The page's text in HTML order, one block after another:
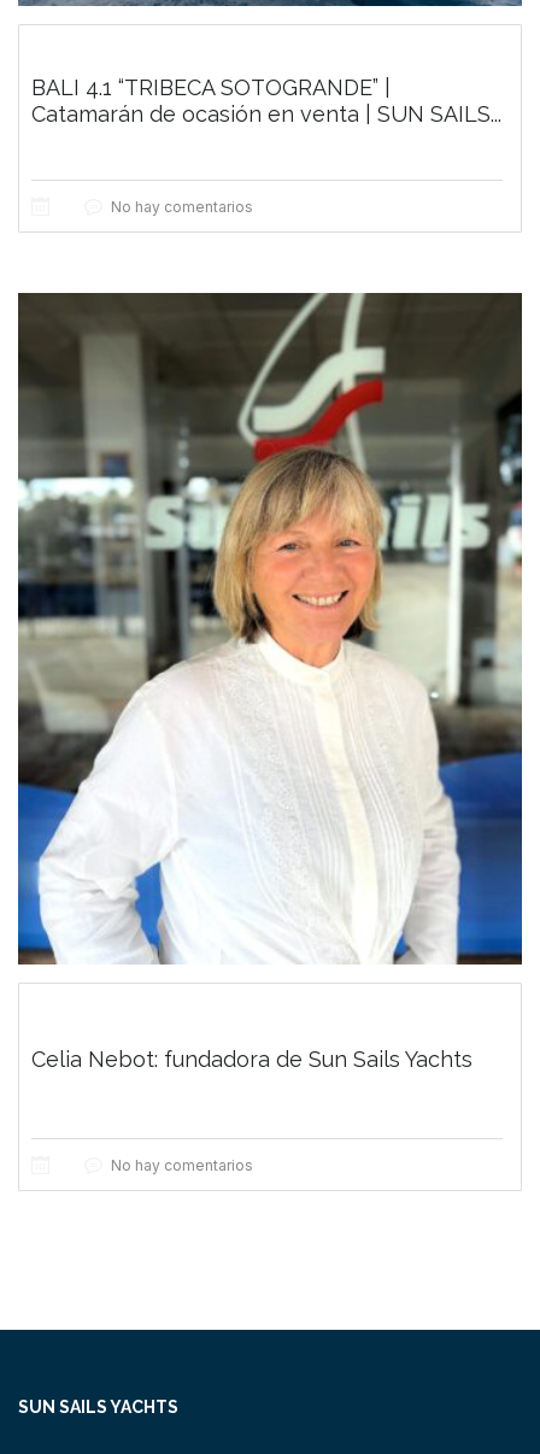
BALI 4.1 “TRIBECA SOTOGRANDE” |
Catamarán de ocasión en venta | SUN SAILS...
No hay comentarios
Celia Nebot: fundadora de Sun Sails Yachts
No hay comentarios
SUN SAILS YACHTS